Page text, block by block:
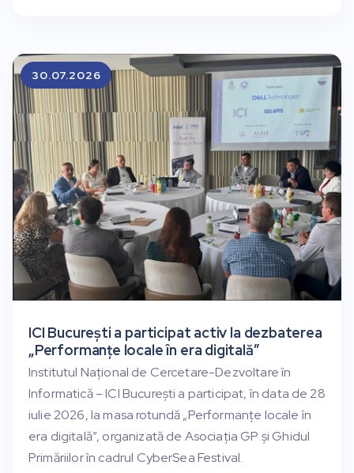
ICI București a participat activ la dezbaterea
„Performanțe locale în era digitală”
Institutul Național de Cercetare-Dezvoltare în
Informatică – ICI București a participat, în data de 28
iulie 2026, la masa rotundă „Performanțe locale în
era digitală”, organizată de Asociația GP și Ghidul
Primăriilor în cadrul CyberSea Festival.
30.07.2026